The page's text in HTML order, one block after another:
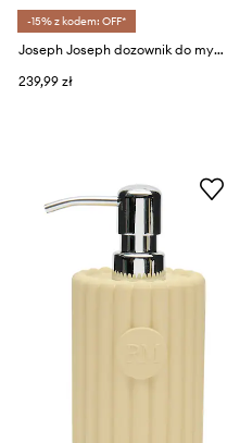
-15% z kodem: OFF*
Joseph Joseph dozownik do mydła i pojemnik na szczoteczki Barthroom Beauties 2-pack
239,99 zł